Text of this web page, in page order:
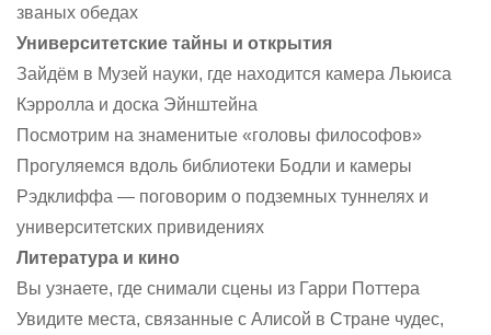
званых обедах
Университетские тайны и открытия
Зайдём в Музей науки, где находится камера Льюиса
Кэрролла и доска Эйнштейна
Посмотрим на знаменитые «головы философов»
Прогуляемся вдоль библиотеки Бодли и камеры
Рэдклиффа — поговорим о подземных туннелях и
университетских привидениях
Литература и кино
Вы узнаете, где снимали сцены из Гарри Поттера
Увидите места, связанные с Алисой в Стране чудес,